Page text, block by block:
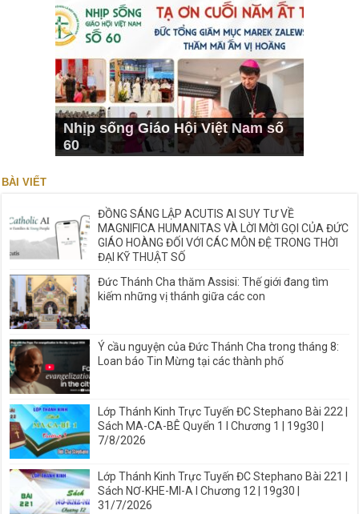
Nhịp sống Giáo Hội Việt Nam số
60
BÀI VIẾT
ĐỒNG SÁNG LẬP ACUTIS AI SUY TƯ VỀ
MAGNIFICA HUMANITAS VÀ LỜI MỜI GỌI CỦA ĐỨC
GIÁO HOÀNG ĐỐI VỚI CÁC MÔN ĐỆ TRONG THỜI
ĐẠI KỸ THUẬT SỐ
Đức Thánh Cha thăm Assisi: Thế giới đang tìm
kiếm những vị thánh giữa các con
Ý cầu nguyện của Đức Thánh Cha trong tháng 8:
Loan báo Tin Mừng tại các thành phố
Lớp Thánh Kinh Trực Tuyến ĐC Stephano Bài 222 |
Sách MA-CA-BÊ Quyển 1 I Chương 1 | 19g30 |
7/8/2026
Lớp Thánh Kinh Trực Tuyến ĐC Stephano Bài 221 |
Sách NƠ-KHE-MI-A I Chương 12 | 19g30 |
31/7/2026